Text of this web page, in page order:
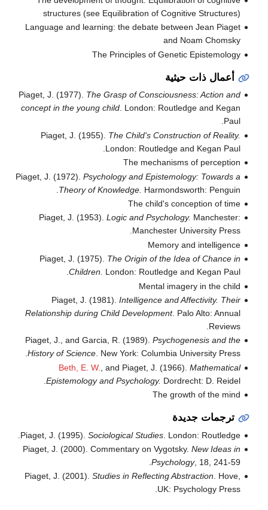
structures (see Equilibration of Cognitive Structures)
Language and learning: the debate between Jean Piaget
and Noam Chomsky
The Principles of Genetic Epistemology
أعمال ذات حيثية
Piaget, J. (1977). The Grasp of Consciousness: Action and
concept in the young child. London: Routledge and Kegan
Paul.
Piaget, J. (1955). The Child's Construction of Reality.
London: Routledge and Kegan Paul.
The mechanisms of perception
Piaget, J. (1972). Psychology and Epistemology: Towards a
Theory of Knowledge. Harmondsworth: Penguin.
The child's conception of time
Piaget, J. (1953). Logic and Psychology. Manchester:
Manchester University Press.
Memory and intelligence
Piaget, J. (1975). The Origin of the Idea of Chance in
Children.
London: Routledge and Kegan Paul.
Mental imagery in the child
Piaget, J. (1981). Intelligence and Affectivity. Their
Relationship during Child Development. Palo Alto: Annual
Reviews.
Piaget, J., and Garcia, R. (1989). Psychogenesis and the
History of Science. New York: Columbia University Press.
Beth, E. W.
, and Piaget, J. (1966). Mathematical
Epistemology and Psychology. Dordrecht: D. Reidel.
The growth of the mind
ترجمات جديدة
Piaget, J. (1995). Sociological Studies. London: Routledge.
Piaget, J. (2000). Commentary on Vygotsky. New Ideas in
Psychology, 18, 241-59.
Piaget, J. (2001). Studies in Reflecting Abstraction. Hove,
UK: Psychology Press.